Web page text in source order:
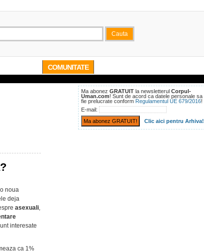
COMUNITATE
Ma abonez GRATUIT la newsletterul Corpul-
Uman.com! Sunt de acord ca datele personale sa
fie prelucrate conform Regulamentul UE 679/2016!
E-mail:
Clic aici pentru Arhiva!
noua
deja
asexuali,
interesate
ca 1%